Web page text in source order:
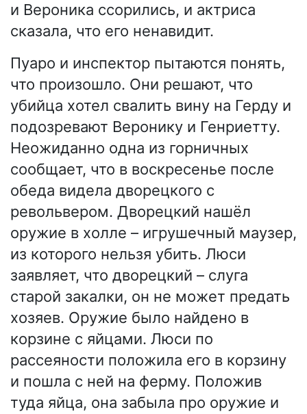
и Вероника ссорились, и актриса
сказала, что его ненавидит.
Пуаро и инспектор пытаются понять,
что произошло. Они решают, что
убийца хотел свалить вину на Герду и
подозревают Веронику и Генриетту.
Неожиданно одна из горничных
сообщает, что в воскресенье после
обеда видела дворецкого с
револьвером. Дворецкий нашёл
оружие в холле – игрушечный маузер,
из которого нельзя убить. Люси
заявляет, что дворецкий – слуга
старой закалки, он не может предать
хозяев. Оружие было найдено в
корзине с яйцами. Люси по
рассеяности положила его в корзину
и пошла с ней на ферму. Положив
туда яйца, она забыла про оружие и